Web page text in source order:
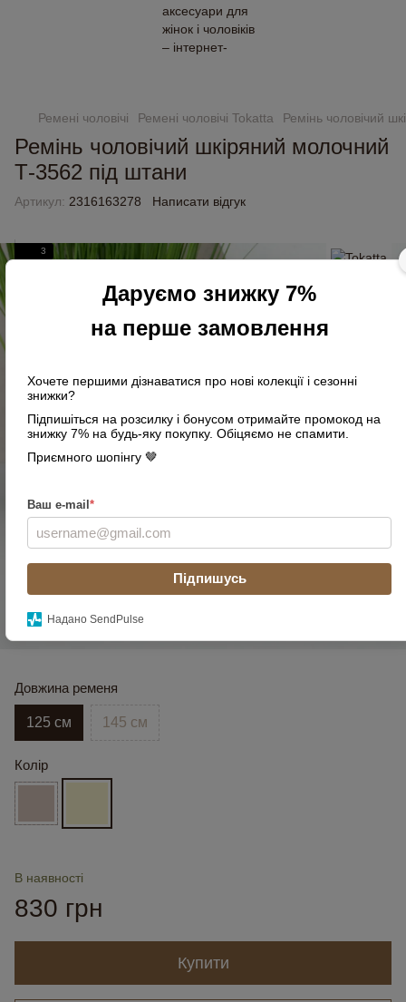
Даруємо знижку 7%
на перше замовлення
Хочете першими дізнаватися про нові колекції і сезонні
знижки?
Підпишіться на розсилку і бонусом отримайте промокод на
знижку 7% на будь-яку покупку. Обіцяємо не спамити.
Приємного шопінгу 🤎
Ваш e-mail *
Підпишусь
Надано SendPulse
Ремені чоловічі Ремені чоловічі Tokatta Ремінь чоловічий
Ремінь чоловічий шкіряний молочний
Т-3562 під штани
Артикул: 2316163278 Написати відгук
3
Довжина ременя
125 см 145 см
Колір
В наявності
830 грн
Купити